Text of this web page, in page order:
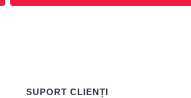
SUPORT CLIENȚI